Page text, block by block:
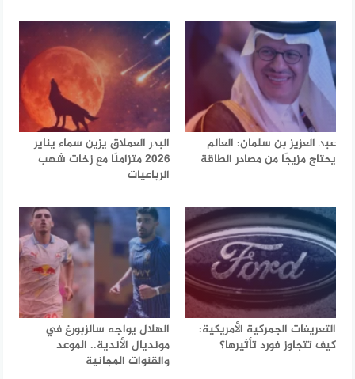
عبد العزيز بن سلمان: العالم
يحتاج مزيجًا من مصادر الطاقة
البدر العملاق يزين سماء يناير
2026 متزامنًا مع زخات شهب
الرباعيات
التعريفات الجمركية الأمريكية:
كيف تتجاوز فورد تأثيرها؟
الهلال يواجه سالزبورغ في
مونديال الأندية.. الموعد
والقنوات المجانية